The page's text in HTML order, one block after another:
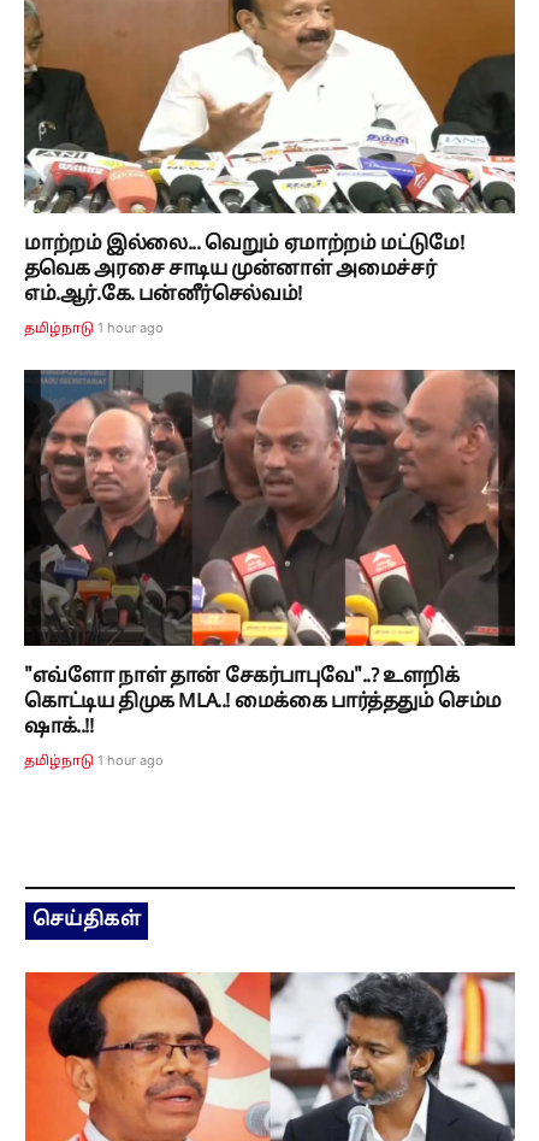
மாற்றம் இல்லை... வெறும் ஏமாற்றம் மட்டுமே!
தவெக அரசை சாடிய முன்னாள் அமைச்சர்
எம்.ஆர்.கே. பன்னீர்செல்வம்!
தமிழ்நாடு 1 hour ago
"எவ்ளோ நாள் தான் சேகர்பாபுவே"..? உளறிக்
கொட்டிய திமுக MLA..! மைக்கை பார்த்ததும் செம்ம
ஷாக்..!!
தமிழ்நாடு 1 hour ago
செய்திகள்